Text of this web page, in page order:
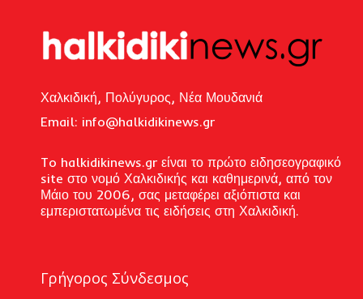
Χαλκιδική, Πολύγυρος, Νέα Μουδανιά
Email: info@halkidikinews.gr
To halkidikinews.gr είναι το πρώτο ειδησεογραφικό
site στο νομό Χαλκιδικής και καθημερινά, από τον
Μάιο του 2006, σας μεταφέρει αξιόπιστα και
εμπεριστατωμένα τις ειδήσεις στη Χαλκιδική.
Γρήγορος Σύνδεσμος